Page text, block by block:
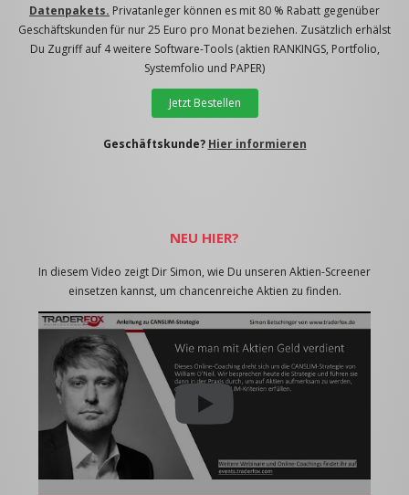
Datenpakets. Privatanleger können es mit 80 % Rabatt gegenüber
Geschäftskunden für nur 25 Euro pro Monat beziehen. Zusätzlich erhälst
Du Zugriff auf 4 weitere Software-Tools (aktien RANKINGS, Portfolio,
Systemfolio und PAPER)
Jetzt Bestellen
Geschäftskunde? Hier informieren
NEU HIER?
In diesem Video zeigt Dir Simon, wie Du unseren Aktien-Screener
einsetzen kannst, um chancenreiche Aktien zu finden.